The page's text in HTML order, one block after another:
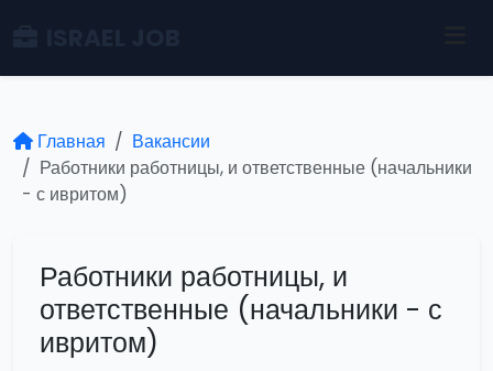
Главная
Вакансии
Работники работницы, и ответственные (начальники
- с ивритом)
Работники работницы, и
ответственные (начальники - с
ивритом)